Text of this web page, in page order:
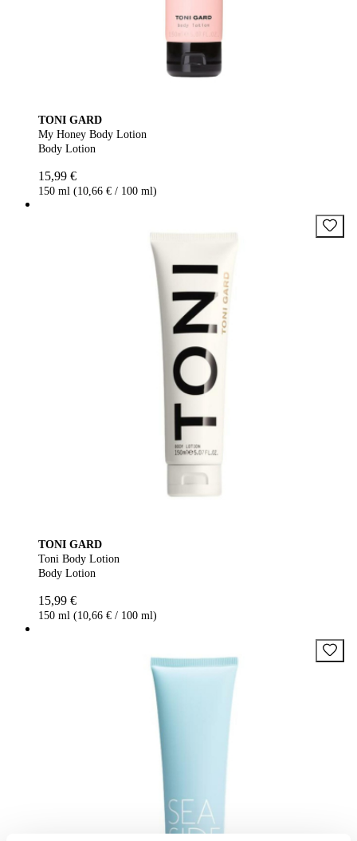
TONI GARD
My Honey Body Lotion
Body Lotion
15,99 €
150 ml (10,66 € / 100 ml)
TONI GARD
Toni Body Lotion
Body Lotion
15,99 €
150 ml (10,66 € / 100 ml)